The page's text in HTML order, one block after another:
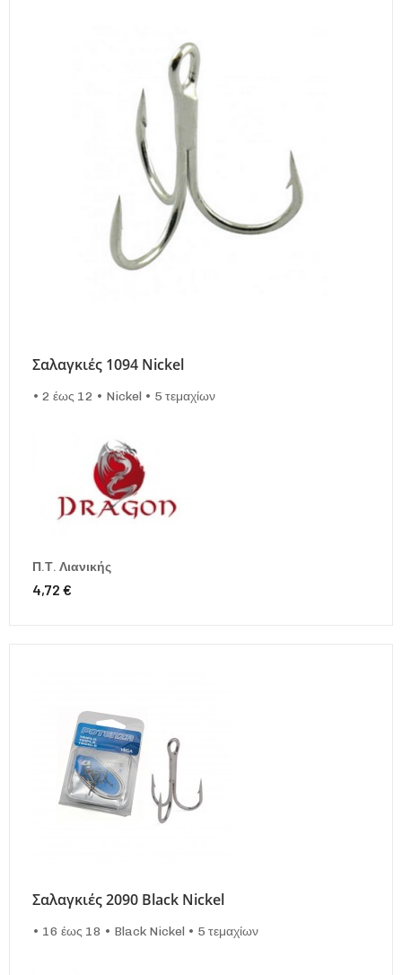
Σαλαγκιές 1094 Nickel
• 2 έως 12 • Nickel • 5 τεμαχίων
Π.Τ. Λιανικής
4,72 €
Σαλαγκιές 2090 Black Nickel
• 16 έως 18 • Black Nickel • 5 τεμαχίων